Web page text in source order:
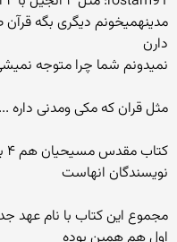
مدینهمیخونم دیگری بگه
دارن
نمیدونم شما چرا متوجه
مثل قران که مکی ومدنی داره
نویسندگان انهاست
مجموع این کتاب با نام عهد